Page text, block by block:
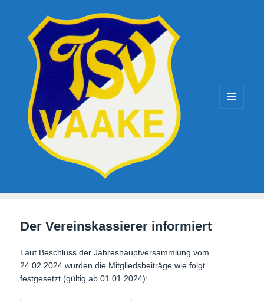
TSV-Vaake
Der Vereinskassierer informiert
Laut Beschluss der Jahreshauptversammlung vom
24.02.2024 wurden die Mitgliedsbeiträge wie folgt
festgesetzt (gültig ab 01.01.2024):